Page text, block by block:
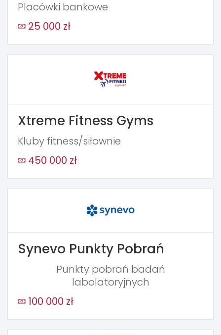
Placówki bankowe
25 000 zł
Xtreme Fitness Gyms
Kluby fitness/siłownie
450 000 zł
Synevo Punkty Pobrań
Punkty pobrań badań
labolatoryjnych
100 000 zł